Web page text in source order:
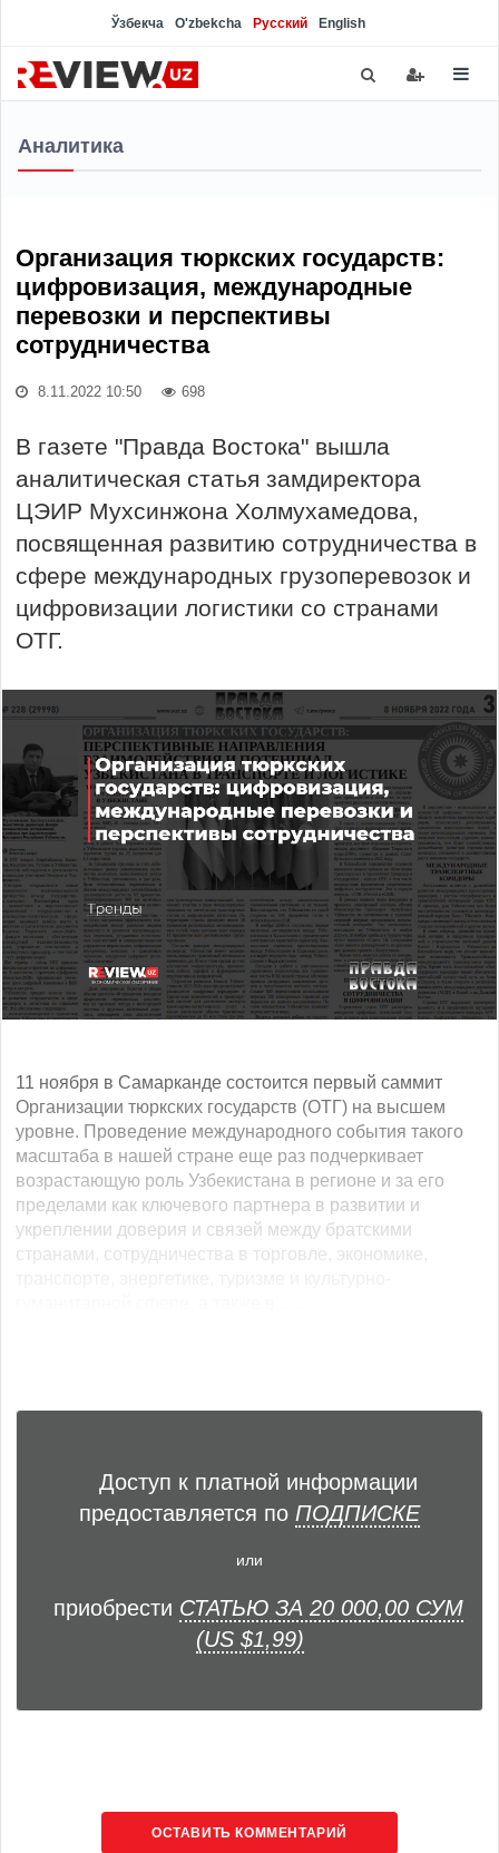
Ўзбекча O'zbekcha Русский English
Аналитика
Организация тюркских государств:
цифровизация, международные
перевозки и перспективы
сотрудничества
8.11.2022 10:50 698
В газете "Правда Востока" вышла
аналитическая статья замдиректора
ЦЭИР Мухсинжона Холмухамедова,
посвященная развитию сотрудничества в
сфере международных грузоперевозок и
цифровизации логистики со странами
ОТГ.
11 ноября в Самарканде состоится первый саммит
Организации тюркских государств (ОТГ) на высшем
уровне. Проведение международного события такого
масштаба в нашей стране еще раз подчеркивает
возрастающую роль Узбекистана в регионе и за его
пределами как ключевого партнера в развитии и
укреплении доверия и связей между братскими
странами, сотрудничества в торговле, экономике,
Доступ к платной информации
предоставляется по ПОДПИСКЕ
или
приобрести СТАТЬЮ ЗА 20 000,00 СУМ
(US $1,99)
ОСТАВИТЬ КОММЕНТАРИЙ